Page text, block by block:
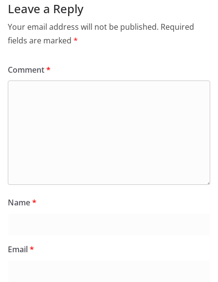
Leave a Reply
Your email address will not be published. Required
fields are marked *
Comment*
Name*
Email*